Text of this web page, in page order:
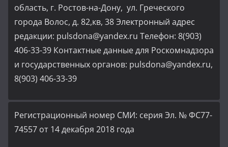
область, г. Ростов-на-Дону, ул. Греческого
города Волос, д. 82,кв, 38 Электронный адрес
редакции: pulsdona@yandex.ru Телефон: 8(903)
406-33-39 Контактные данные для Роскомнадзора
и государственных органов: pulsdona@yandex.ru,
8(903) 406-33-39
Регистрационный номер СМИ: серия Эл. № ФС77-
74557 от 14 декабря 2018 года